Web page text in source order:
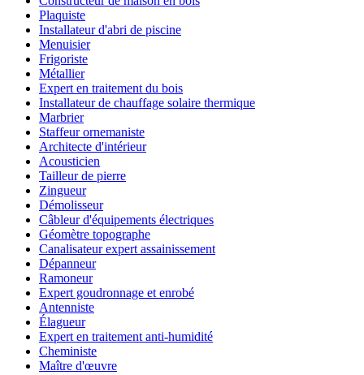
Plaquiste
Installateur d'abri de piscine
Menuisier
Frigoriste
Métallier
Expert en traitement du bois
Installateur de chauffage solaire thermique
Marbrier
Staffeur ornemaniste
Architecte d'intérieur
Acousticien
Tailleur de pierre
Zingueur
Démolisseur
Câbleur d'équipements électriques
Géomètre topographe
Canalisateur expert assainissement
Dépanneur
Ramoneur
Expert goudronnage et enrobé
Antenniste
Élagueur
Expert en traitement anti-humidité
Cheministe
Maître d'œuvre